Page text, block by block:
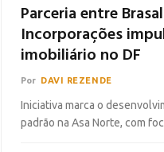
Parceria entre
Incorporações
imobiliário no DF
Por DAVI REZENDE
Iniciativa marca o
padrão na Asa Norte, com